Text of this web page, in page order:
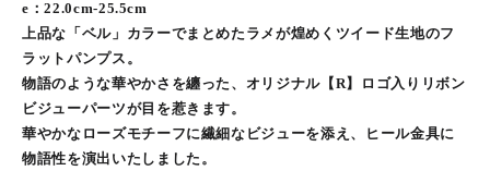
e：22.0cm-25.5cm
上品な「ベル」カラーでまとめたラメが煌めくツイード生地のフ
ラットパンプス。
物語のような華やかさを纏った、オリジナル【R】ロゴ入りリボン
ビジューパーツが目を惹きます。
華やかなローズモチーフに繊細なビジューを添え、ヒール金具に
物語性を演出いたしました。